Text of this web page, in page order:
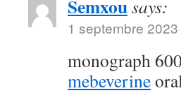
Semxousays:
1 septembre
monograph
mebeverine